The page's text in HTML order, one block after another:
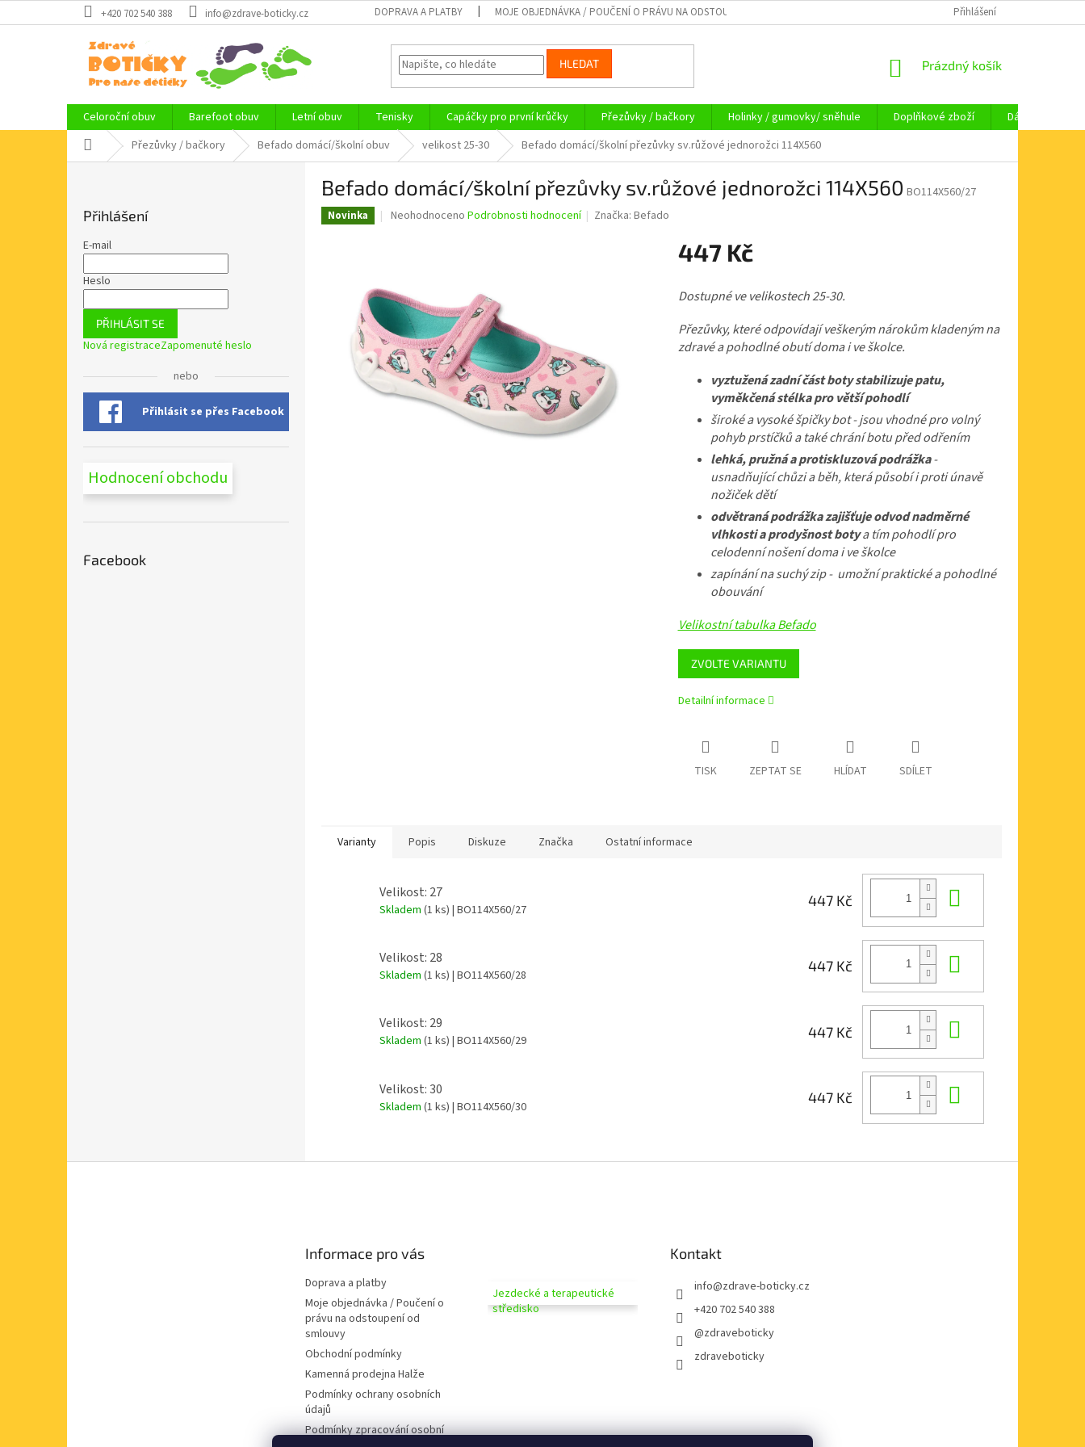
na
+420 702 540 388 info@zdrave-boticky.cz DOPRAVA A PLATBY MOJE OBJEDNÁVKA / POUČENÍ O PRÁVU NA ODSTOUPENÍ OD SMLOUVY KAMENNÁ PRODEJNA
Přihlášení
HLEDAT
NÁKUPNÍ
Prázdný košík
Celoroční obuv Barefoot obuv Letní obuv Tenisky Capáčky pro první krůčky Přezůvky / bačkory Holinky / gumovky/ sněhule Doplňkové zboží
Dárkové
Domů Přezůvky / bačkory Befado domácí/školní obuv velikost 25-30 Befado domácí/školní přezůvky sv.růžové jednorožci 114X560
Přihlášení
E-mail
Heslo
PŘIHLÁSIT SE
Nová registraceZapomenuté heslo
nebo
Přihlásit se přes Facebook
Hodnocení obchodu
Facebook
Befado domácí/školní přezůvky sv.růžové jednorožci 114X560 BO114X560/27
Novinka
Průměrné
z
5
hvězdiček.
Neohodnoceno Podrobnosti hodnocení Značka:Befado
447 Kč
cena:
ZVOLTE VARIANTU
Dostupné ve velikostech 25-30.
Přezůvky, které odpovídají veškerým nárokům kladeným na
zdravé a pohodlné obutí doma i ve školce.
vyztužená zadní část boty stabilizuje patu,
vyměkčená stélka pro větší pohodlí
široké a vysoké špičky bot - jsou vhodné pro volný
pohyb prstíčků a také chrání botu před odřením
lehká, pružná a protiskluzová podrážka-
usnadňující chůzi a běh, která působí i proti únavě
nožiček dětí
odvětraná podrážka zajišťuje odvod nadměrné
vlhkosti a prodyšnost botya tím pohodlí pro
celodenní nošení doma i ve školce
zapínání na suchý zip - umožní praktické a pohodlné
obouvání
Velikostní tabulka Befado
Detailní informace
TISK ZEPTAT SE HLÍDAT SDÍLET
Varianty Popis Diskuze Značka Ostatní informace
Velikost: 27
Skladem (1 ks) | BO114X560/27
447 Kč
Velikost: 28
Skladem (1 ks) | BO114X560/28
447 Kč
Velikost: 29
Skladem (1 ks) | BO114X560/29
447 Kč
Velikost: 30
Skladem (1 ks) | BO114X560/30
447 Kč
Informace pro vás
Doprava a platby
Moje objednávka / Poučení o
právu na odstoupení od
smlouvy
Obchodní podmínky
Kamenná prodejna Halže
Podmínky ochrany osobních
údajů
Podmínky zpracování osobní
Jezdecké a terapeutické
středisko
Kontakt
info@zdrave-boticky.cz
+420 702 540 388
@zdraveboticky
zdraveboticky